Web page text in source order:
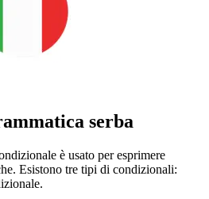
serba
è usato per esprimere
Esistono tre tipi di condizionali: